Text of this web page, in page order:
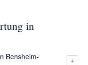
in
Bensheim-